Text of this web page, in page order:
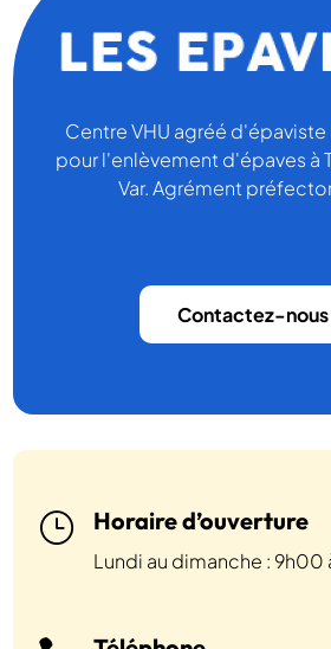
Centre VHU agréé d'épaviste
pour l'enlèvement d'épaves à
Var. Agrément
Contactez-nous
} Horaire d’ouverture
Lundi au dimanche : 9h00